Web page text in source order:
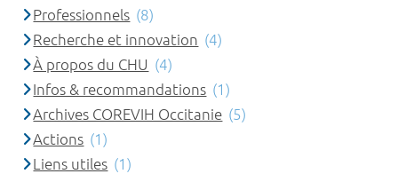
Professionnels (8)
Recherche et innovation (4)
À propos du CHU (4)
Infos & recommandations (1)
Archives COREVIH Occitanie (5)
Actions (1)
Liens utiles (1)